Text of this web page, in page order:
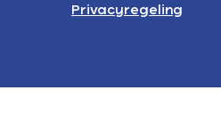
Privacyregeling